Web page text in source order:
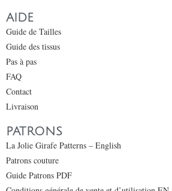
AIDE
Guide de Tailles
Guide des tissus
Pas à pas
FAQ
Contact
Livraison
PATRONS
La Jolie Girafe Patterns – English
Patrons couture
Guide Patrons PDF